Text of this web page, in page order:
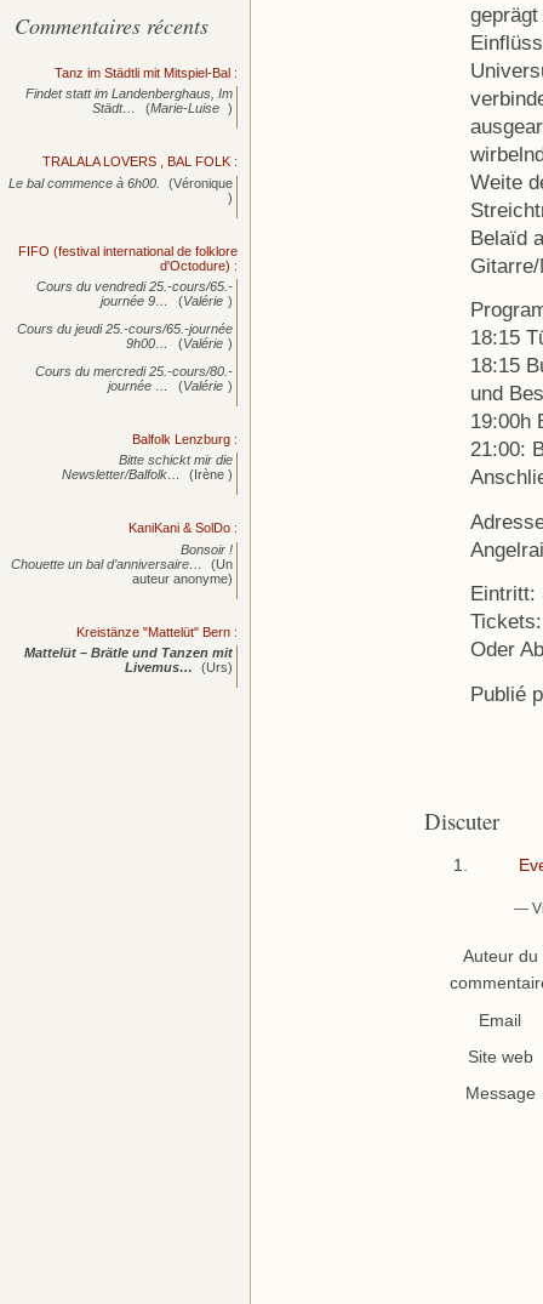
Weite
Belaïd
18:15
18:15
und
19:00h
21:00:
Eintritt:
Oder
Publié
Discuter
—
Auteur du
Email
Site web
Message
Commentaires récents
Tanz im Städtli mit Mitspiel-Bal :
Findet statt im Landenberghaus, Im
Städt…
(Marie-Luise )
TRALALA LOVERS , BAL FOLK :
Le bal commence à 6h00.
(Véronique
)
FIFO (festival international de folklore
d'Octodure) :
Cours du vendredi 25.-cours/65.-
journée 9… (Valérie )
Cours du jeudi 25.-cours/65.-journée
9h00…
(Valérie )
Cours du mercredi 25.-cours/80.-
journée … (Valérie )
Balfolk Lenzburg :
Bitte schickt mir die
Newsletter/Balfolk…
(Irène )
KaniKani & SolDo :
Bonsoir !
Chouette un bal d’anniversaire…
(Un
auteur anonyme)
Kreistänze "Mattelüt" Bern :
Mattelüt – Brätle und Tanzen mit
Livemus…
(Urs)